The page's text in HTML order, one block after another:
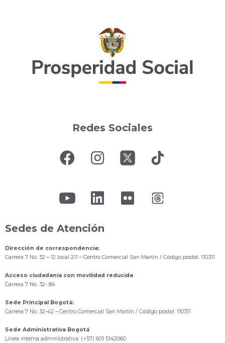
Redes Sociales
Sedes de Atención
Dirección de correspondencia:
Carrera 7 No. 32 – 12 local 211 – Centro Comercial San Martín / Código postal: 110311
Acceso ciudadanía con movilidad reducida
Carrera 7 No. 32- 84
Sede Principal Bogotá:
Carrera 7 No. 32-42 – Centro Comercial San Martín / Código postal: 110311
Sede Administrativa Bogotá
Línea interna administrativa: (+57) 601 5142060